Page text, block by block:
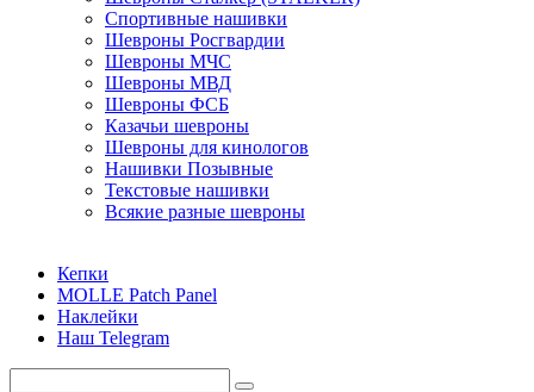
Спортивные нашивки
Шевроны Росгвардии
Шевроны МЧС
Шевроны МВД
Шевроны ФСБ
Казачьи шевроны
Шевроны для кинологов
Нашивки Позывные
Текстовые нашивки
Всякие разные шевроны
Кепки
MOLLE Patch Panel
Наклейки
Наш Telegram